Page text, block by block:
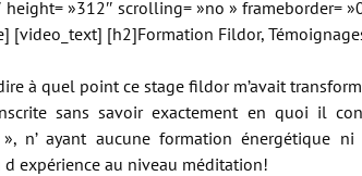
»312″ scrolling= »no » frameborder=
[video_text] [h2]Formation Fildor,
à quel point ce stage fildor m’avait
sans savoir exactement en quoi il
n’ ayant aucune formation énergétique
expérience au niveau méditation!